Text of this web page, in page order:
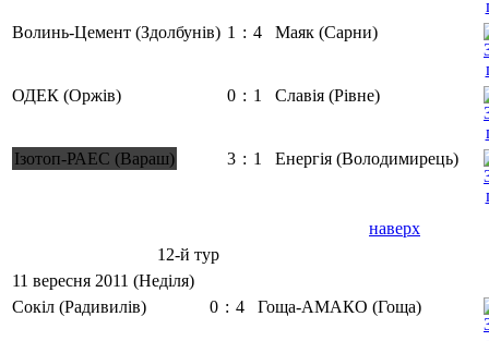
Волинь-Цемент (Здолбунів) 1 : 4 Маяк (Сарни)
ОДЕК (Оржів) 0 : 1 Славія (Рівне)
Ізотоп-РАЕС (Вараш) 3 : 1 Енергія (Володимирець)
наверх
12-й тур
11 вересня 2011 (Неділя)
Сокіл (Радивилів)
0 : 4 Гоща-АМАКО (Гоща)